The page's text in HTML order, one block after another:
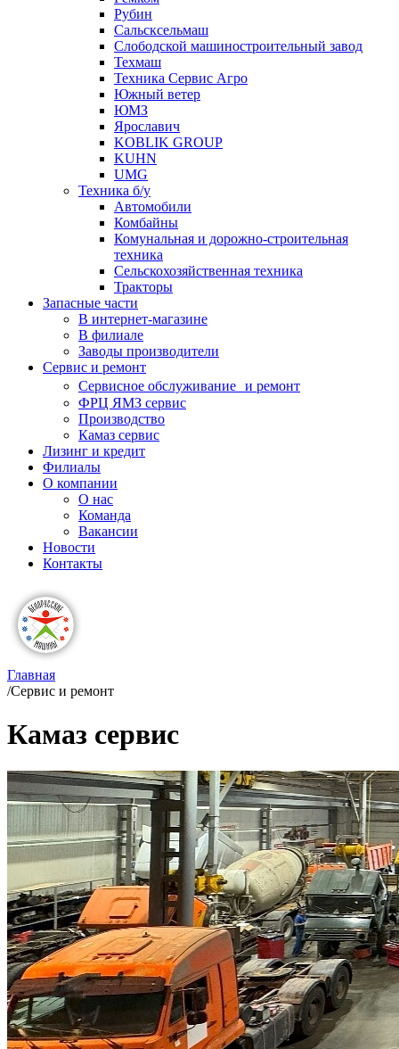
Рубин
Сальскcельмаш
Слободской машиностроительный завод
Техмаш
Техника Сервис Агро
Южный ветер
ЮМЗ
Ярославич
KOBLIK GROUP
KUHN
UMG
Техника б/у
Автомобили
Комбайны
Комунальная и дорожно-строительная
техника
Сельскохозяйственная техника
Тракторы
Запасные части
В интернет-магазине
В филиале
Заводы производители
Сервис и ремонт
Сервисное обслуживание и ремонт
ФРЦ ЯМЗ сервис
Производство
Камаз сервис
Лизинг и кредит
Филиалы
О компании
О нас
Команда
Вакансии
Новости
Контакты
Главная
/Сервис и ремонт
Камаз сервис